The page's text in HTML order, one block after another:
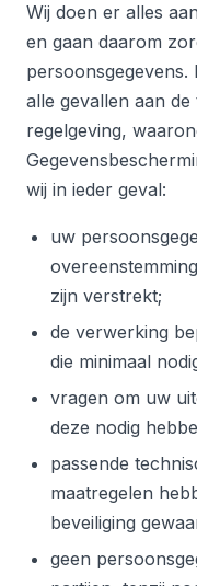
Wij doen er alles
en gaan daarom
persoonsgegevens.
alle gevallen aan
regelgeving,
wij in ieder geval:
uw
zijn verstrekt;
de verwerking
die minimaal
vragen om uw
deze nodig
passende
maatregelen
beveiliging
geen